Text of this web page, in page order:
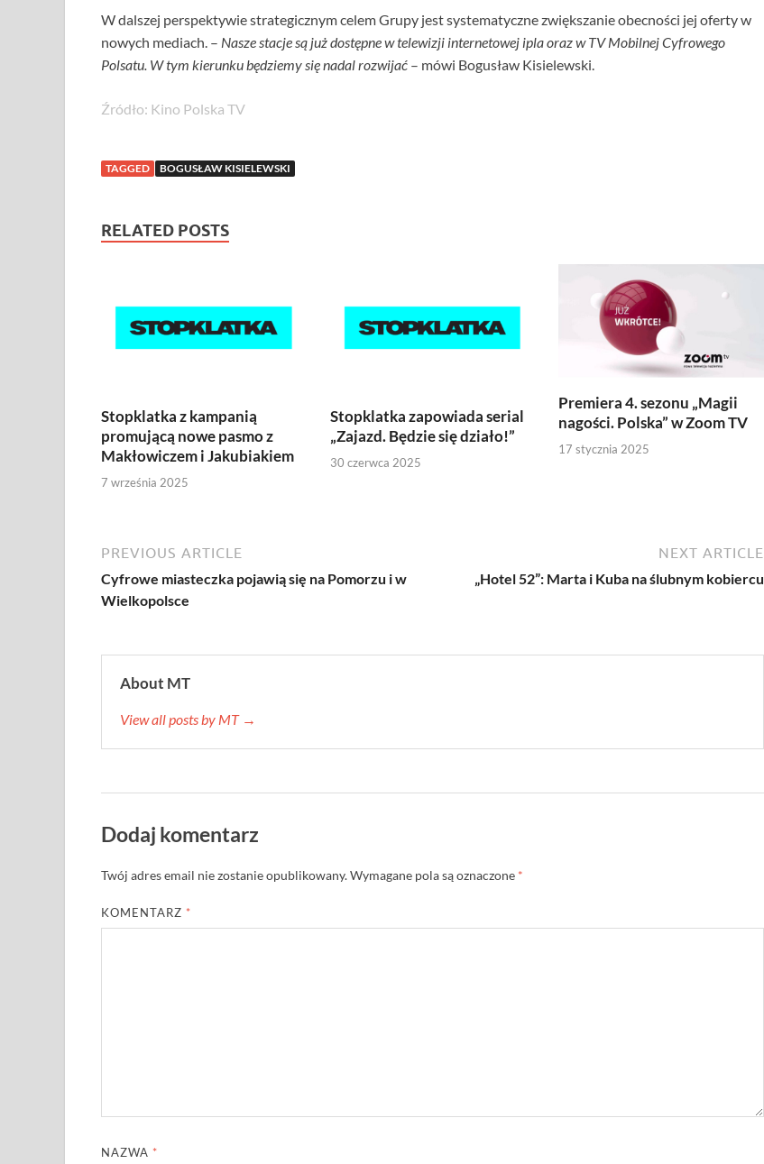
W dalszej perspektywie strategicznym celem Grupy jest systematyczne zwiększanie obecności jej oferty w
nowych mediach. – Nasze stacje są już dostępne w telewizji internetowej ipla oraz w TV Mobilnej Cyfrowego
Polsatu. W tym kierunku będziemy się nadal rozwijać – mówi Bogusław Kisielewski.
Źródło: Kino Polska TV
TAGGED BOGUSŁAW KISIELEWSKI
RELATED POSTS
Stopklatka z kampanią
promującą nowe pasmo z
Makłowiczem i Jakubiakiem
7 września 2025
Stopklatka zapowiada serial
„Zajazd. Będzie się działo!”
30 czerwca 2025
Premiera 4. sezonu „Magii
nagości. Polska” w Zoom TV
17 stycznia 2025
PREVIOUS ARTICLE
Cyfrowe miasteczka pojawią się na Pomorzu i w
Wielkopolsce
NEXT ARTICLE
„Hotel 52”: Marta i Kuba na ślubnym kobiercu
About MT
View all posts by MT →
Dodaj komentarz
Twój adres email nie zostanie opublikowany.Wymagane pola są oznaczone *
KOMENTARZ *
NAZWA *